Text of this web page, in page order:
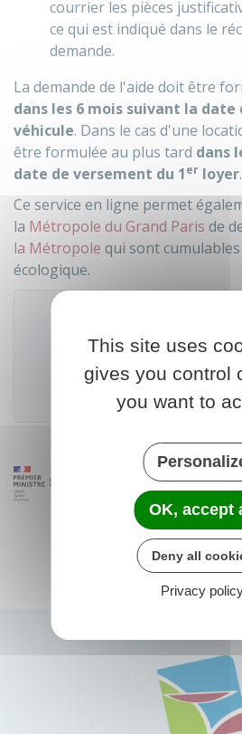
courrier les pièces
ce qui est indiqué dans le
demande.
La demande de l'aide doit être
dans les 6 mois suivant la
véhicule. Dans le cas d'une
être formulée au plus tard dans
date de versement du 1er loyer.
Ce service en ligne permet
la Métropole du Grand Paris de
la Métropole qui sont
écologique.
Accéder au
Ministère chargé de
This site uses
gives you control
you want to
OK, accept
Deny all
Privacy